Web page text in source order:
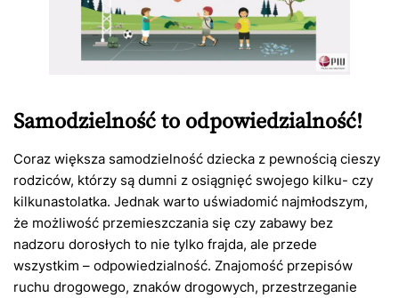
Samodzielność to odpowiedzialność!
Coraz większa samodzielność dziecka z pewnością cieszy
rodziców, którzy są dumni z osiągnięć swojego kilku- czy
kilkunastolatka. Jednak warto uświadomić najmłodszym,
że możliwość przemieszczania się czy zabawy bez
nadzoru dorosłych to nie tylko frajda, ale przede
wszystkim – odpowiedzialność. Znajomość przepisów
ruchu drogowego, znaków drogowych, przestrzeganie